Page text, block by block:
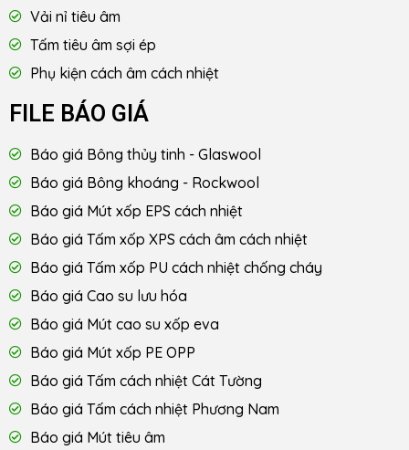
Vải nỉ tiêu âm
Tấm tiêu âm sợi ép
Phụ kiện cách âm cách nhiệt
FILE BÁO GIÁ
Báo giá Bông thủy tinh - Glaswool
Báo giá Bông khoáng - Rockwool
Báo giá Mút xốp EPS cách nhiệt
Báo giá Tấm xốp XPS cách âm cách nhiệt
Báo giá Tấm xốp PU cách nhiệt chống cháy
Báo giá Cao su lưu hóa
Báo giá Mút cao su xốp eva
Báo giá Mút xốp PE OPP
Báo giá Tấm cách nhiệt Cát Tường
Báo giá Tấm cách nhiệt Phương Nam
Báo giá Mút tiêu âm